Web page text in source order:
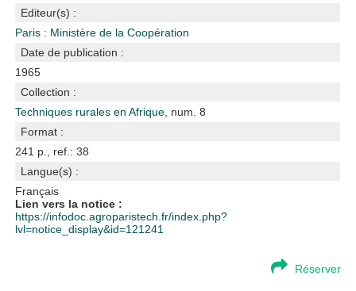
Editeur(s) :
Paris : Ministère de la Coopération
Date de publication :
1965
Collection :
Techniques rurales en Afrique , num. 8
Format :
241 p., ref.: 38
Langue(s) :
Français
Lien vers la notice :
https://infodoc.agroparistech.fr/index.php?
lvl=notice_display&id=121241
Réserver